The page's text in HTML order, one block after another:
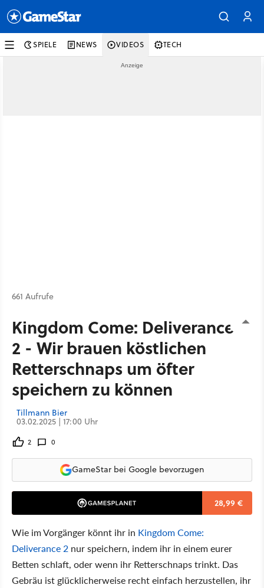
SPIELE NEWS VIDEOS TECH
661 Aufrufe
Kingdom Come: Deliverance
2 - Wir brauen köstlichen
Retterschnaps um öfter
speichern zu können
Tillmann Bier
03.02.2025 | 17:00 Uhr
2 0
GameStar bei Google bevorzugen
28,99 €
Wie im Vorgänger könnt ihr in Kingdom Come:
Deliverance 2 nur speichern, indem ihr in einem eurer
Betten schlaft, oder wenn ihr Retterschnaps trinkt. Das
Gebräu ist glücklicherweise recht einfach herzustellen, ihr